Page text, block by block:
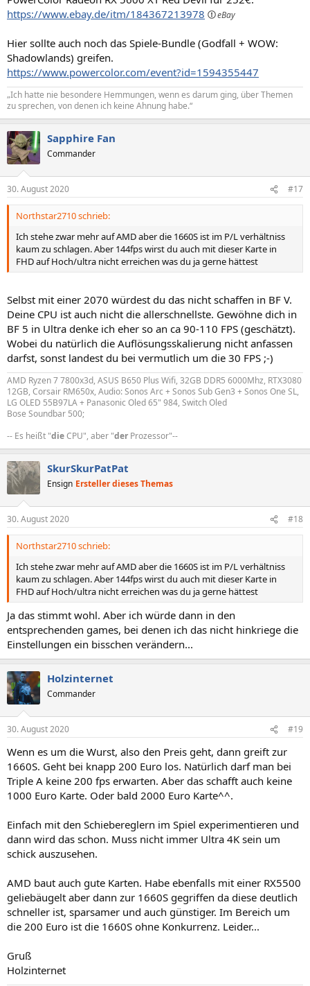
https://www.ebay.de/itm/184367213978
Hier sollte auch noch das Spiele-Bundle (Godfall + WOW:
Shadowlands) greifen.
https://www.powercolor.com/event?id=1594355447
„Ich hatte nie besondere Hemmungen, wenn es darum ging, über Themen
zu sprechen, von denen ich keine Ahnung habe.“
Sapphire Fan
Commander
30. August 2020 #17
Northstar2710 schrieb:
Ich stehe zwar mehr auf AMD aber die 1660S ist im P/L verhältniss
kaum zu schlagen. Aber 144fps wirst du auch mit dieser Karte in
FHD auf Hoch/ultra nicht erreichen was du ja gerne hättest
Selbst mit einer 2070 würdest du das nicht schaffen in BF V.
Deine CPU ist auch nicht die allerschnellste. Gewöhne dich in
BF 5 in Ultra denke ich eher so an ca 90-110 FPS (geschätzt).
Wobei du natürlich die Auflösungsskalierung nicht anfassen
darfst, sonst landest du bei vermutlich um die 30 FPS ;-)
AMD Ryzen 7 7800x3d, ASUS B650 Plus Wifi, 32GB DDR5 6000Mhz, RTX3080
12GB, Corsair RM650x, Audio: Sonos Arc + Sonos Sub Gen3 + Sonos One SL,
LG OLED 55B97LA + Panasonic Oled 65" 984, Switch Oled
Bose Soundbar 500;
-- Es heißt "dieCPU", aber "der Prozessor"--
SkurSkurPatPat
Ensign Ersteller dieses Themas
30. August 2020 #18
Northstar2710 schrieb:
Ich stehe zwar mehr auf AMD aber die 1660S ist im P/L verhältniss
kaum zu schlagen. Aber 144fps wirst du auch mit dieser Karte in
FHD auf Hoch/ultra nicht erreichen was du ja gerne hättest
Ja das stimmt wohl. Aber ich würde dann in den
entsprechenden games, bei denen ich das nicht hinkriege die
Einstellungen ein bisschen verändern...
Holzinternet
Commander
30. August 2020 #19
Wenn es um die Wurst, also den Preis geht, dann greift zur
1660S. Geht bei knapp 200 Euro los. Natürlich darf man bei
Triple A keine 200 fps erwarten. Aber das schafft auch keine
1000 Euro Karte. Oder bald 2000 Euro Karte^^.
Einfach mit den Schiebereglern im Spiel experimentieren und
dann wird das schon. Muss nicht immer Ultra 4K sein um
schick auszusehen.
AMD baut auch gute Karten. Habe ebenfalls mit einer RX5500
geliebäugelt aber dann zur 1660S gegriffen da diese deutlich
schneller ist, sparsamer und auch günstiger. Im Bereich um
die 200 Euro ist die 1660S ohne Konkurrenz. Leider...
Gruß
Holzinternet